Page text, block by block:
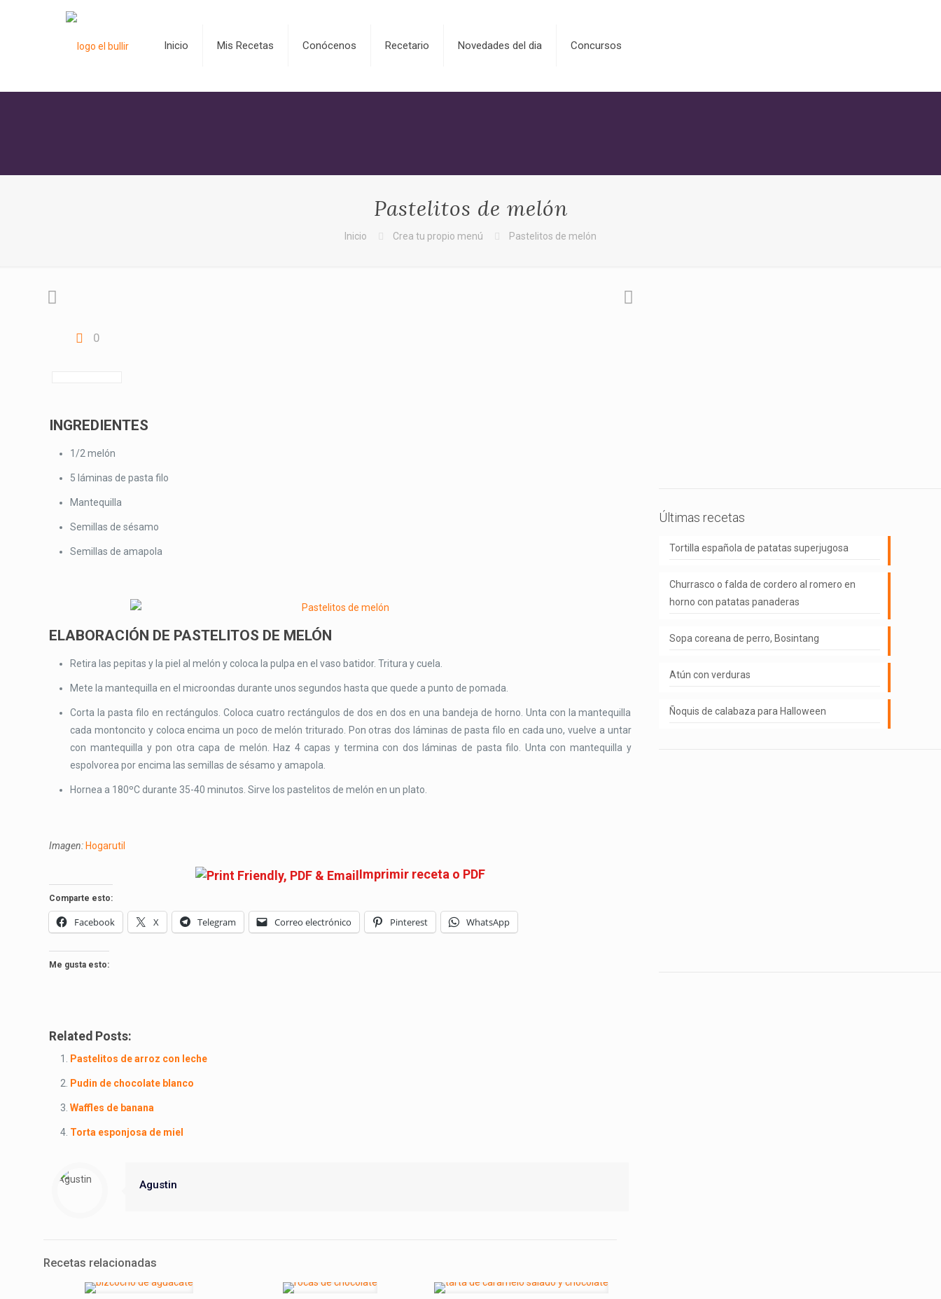
Inicio Mis Recetas Conócenos Recetario Novedades del dia Concursos
Pastelitos de melón
Inicio Crea tu propio menú Pastelitos de melón
0
INGREDIENTES
1/2 melón
5 láminas de pasta filo
Mantequilla
Semillas de sésamo
Semillas de amapola
ELABORACIÓN DE PASTELITOS DE MELÓN
Retira las pepitas y la piel al melón y coloca la pulpa en el vaso batidor. Tritura y cuela.
Mete la mantequilla en el microondas durante unos segundos hasta que quede a punto de pomada.
Corta la pasta filo en rectángulos. Coloca cuatro rectángulos de dos en dos en una bandeja de horno. Unta con la mantequilla
cada montoncito y coloca encima un poco de melón triturado. Pon otras dos láminas de pasta filo en cada uno, vuelve a untar
con mantequilla y pon otra capa de melón. Haz 4 capas y termina con dos láminas de pasta filo. Unta con mantequilla y
espolvorea por encima las semillas de sésamo y amapola.
Hornea a 180ºC durante 35-40 minutos. Sirve los pastelitos de melón en un plato.
Imagen: Hogarutil
Imprimir receta o PDF
Comparte esto:
Facebook X Telegram Correo electrónico Pinterest WhatsApp
Me gusta esto:
Related Posts:
Pastelitos de arroz con leche
Pudin de chocolate blanco
Waffles de banana
Torta esponjosa de miel
Agustin
Recetas relacionadas
Últimas recetas
Tortilla española de patatas superjugosa
Churrasco o falda de cordero al romero en
horno con patatas panaderas
Sopa coreana de perro, Bosintang
Atún con verduras
Ñoquis de calabaza para Halloween